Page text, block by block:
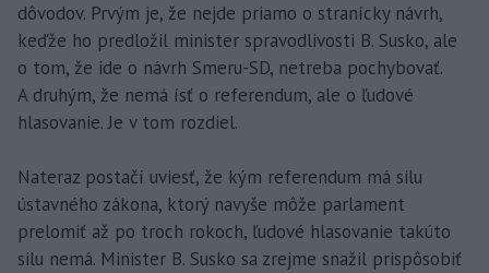
dôvodov. Prvým je, že nejde priamo o stranícky návrh,
keďže ho predložil minister spravodlivosti B. Susko, ale
o tom, že ide o návrh Smeru-SD, netreba pochybovať.
A druhým, že nemá ísť o referendum, ale o ľudové
hlasovanie. Je v tom rozdiel.
Nateraz postačí uviesť, že kým referendum má silu
ústavného zákona, ktorý navyše môže parlament
prelomiť až po troch rokoch, ľudové hlasovanie takúto
silu nemá. Minister B. Susko sa zrejme snažil prispôsobiť